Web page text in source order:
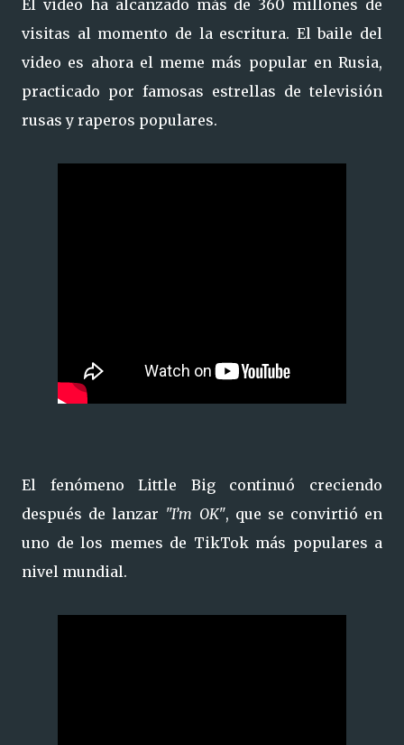
El video ha alcanzado más de 360 ​​millones de
visitas al momento de la escritura. El baile del
video es ahora el meme más popular en Rusia,
practicado por famosas estrellas de televisión
rusas y raperos populares.
El fenómeno Little Big continuó creciendo
después de lanzar "I’m OK", que se convirtió en
uno de los memes de TikTok más populares a
nivel mundial.